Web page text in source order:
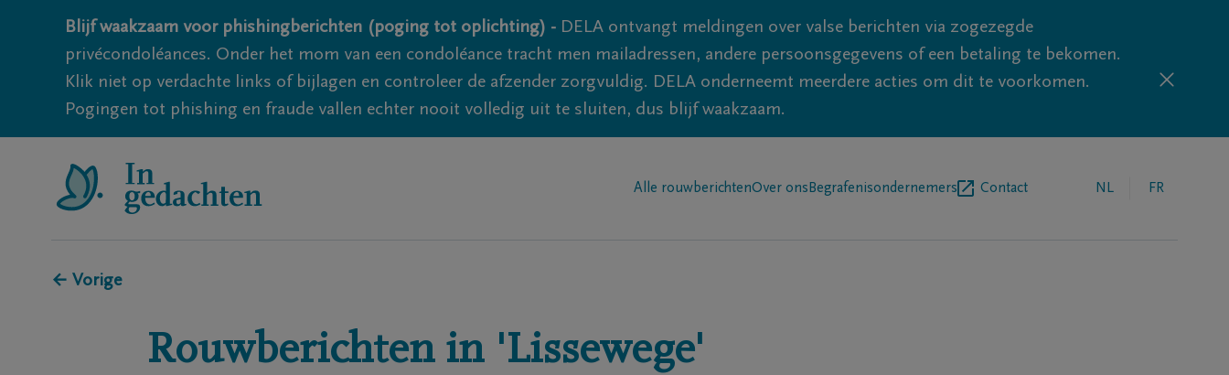
Blijf waakzaam voor phishingberichten (poging tot oplichting) - DELA ontvangt meldingen over valse berichten via zogezegde
privécondoléances. Onder het mom van een condoléance tracht men mailadressen, andere persoonsgegevens of een betaling te bekomen.
Klik niet op verdachte links of bijlagen en controleer de afzender zorgvuldig. DELA onderneemt meerdere acties om dit te voorkomen.
Pogingen tot phishing en fraude vallen echter nooit volledig uit te sluiten, dus blijf waakzaam.
Alle rouwberichtenOver ons Begrafenisondernemers Contact NL FR
← Vorige
Rouwberichten in 'Lissewege'